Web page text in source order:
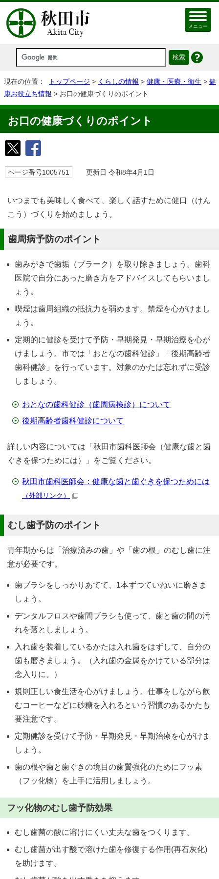
メニュー
現在の位置： トップページ > くらしの情報 > 健康・医療・衛生 > 健
康お役立ち情報 > お口の健康づくりのポイント
お口の健康づくりのポイント
ページ番号1005751 更新日 令和8年4月1日
いつまでも美味しく食べて、楽しく話すために健口（けん
こう）づくりを始めましょう。
歯周病予防のポイント
歯みがきで歯垢（プラーク）を取り除きましょう。歯科
医院で自分にあった磨き方をアドバイスしてもらいまし
ょう。
喫煙は歯周組織の抵抗力を弱めます。禁煙を心がけまし
ょう。
定期的に健診を受けて予防・早期発見・早期治療を心が
けましょう。市では「おとなの歯科健診」「後期高齢者
歯科健診」を行っています。対象のかたは忘れずに受診
しましょう。
おとなの歯科健診（歯周病検診）について
後期高齢者歯科健診について
詳しい内容については「秋田市歯科医師会（健康な歯と歯
ぐきを保つためには）」をご覧ください。
秋田市歯科医師会：健康な歯と歯ぐきを保つためには
（外部リンク）
むし歯予防のポイント
青年期からは「治療済みの歯」や「歯の根」のむし歯に注
意が必要です。
歯ブラシをしっかりあてて、1本ずつていねいに磨きま
しょう。
デンタルフロスや歯間ブラシも使って、歯と歯の間の汚
れを落としましょう。
入れ歯を装着しているかたは入れ歯をはずして、自分の
歯も磨きましょう。（入れ歯の金属をかけている部分は
念入りに。）
規則正しい食生活を心がけましょう。仕事をしながら飲
むコーヒーなどに砂糖を入れるという習慣のあるかたも
要注意です。
定期健診を受けて予防・早期発見・早期治療を心がけま
しょう。
歯の根や歯と歯ぐきの境目の歯質強化のためにフッ素
（フッ化物）を上手に活用しましょう。
フッ化物のむし歯予防効果
むし歯菌の酸に溶けにくい丈夫な歯をつくります。
むし歯菌が出す酸で溶けた歯を修復する作用(再石灰化)
を助けます。